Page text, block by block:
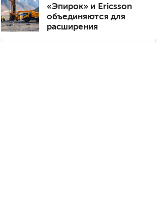
«Эпирок» и Ericsson
объединяются для
расширения